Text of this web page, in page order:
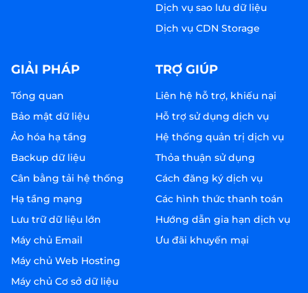
Dịch vụ sao lưu dữ liệu
Dịch vụ CDN Storage
GIẢI PHÁP
Tổng quan
Bảo mật dữ liệu
Ảo hóa hạ tầng
Backup dữ liệu
Cân bằng tải hệ thống
Hạ tầng mạng
Lưu trữ dữ liệu lớn
Máy chủ Email
Máy chủ Web Hosting
Máy chủ Cơ sở dữ liệu
TRỢ GIÚP
Liên hệ hỗ trợ, khiếu nại
Hỗ trợ sử dụng dịch vụ
Hệ thống quản trị dịch vụ
Thỏa thuận sử dụng
Cách đăng ký dịch vụ
Các hình thức thanh toán
Hướng dẫn gia hạn dịch vụ
Ưu đãi khuyến mại